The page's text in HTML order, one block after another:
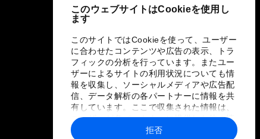
このウェブサイトはCookieを使用し
ます
このサイトではCookieを使って、ユーザー
に合わせたコンテンツや広告の表示、トラ
フィックの分析を行っています。またユー
ザーによるサイトの利用状況についても情
報を収集し、ソーシャルメディアや広告配
信、データ解析の各パートナーに情報を共
有しています。ここで収集された情報は、
ユーザーが各パートナーに提供した他の情
報や各パートナーのサービスを使用した際
拒否